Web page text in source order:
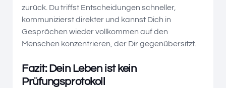
zurück. Du triffst Entscheidungen schneller,
kommunizierst direkter und kannst Dich in
Gesprächen wieder vollkommen auf den
Menschen konzentrieren, der Dir gegenübersitzt.
Fazit: Dein Leben ist kein
Prüfungsprotokoll